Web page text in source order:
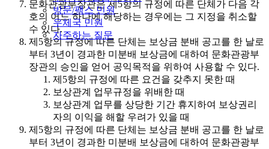
방문/팩스 민원
우체국 민원
자주하는 질문
문화관광부장관은 제5항의 규정에 따른 단체가 다음 각
호의 어느 하나에 해당하는 경우에는 그 지정을 취소할
수 있다.
제5항의 규정에 따른 단체는 보상금 분배 공고를 한 날로
부터 3년이 경과한 미분배 보상금에 대하여 문화관광부
장관의 승인을 얻어 공익목적을 위하여 사용할 수 있다.
제5항의 규정에 따른 요건을 갖추지 못한 때
보상관계 업무규정을 위배한 때
보상관계 업무를 상당한 기간 휴지하여 보상권리
자의 이익을 해할 우려가 있을 때
제5항의 규정에 따른 단체는 보상금 분배 공고를 한 날로
부터 3년이 경과한 미분배 보상금에 대하여 문화관광부